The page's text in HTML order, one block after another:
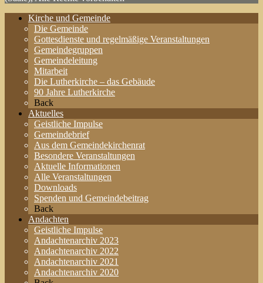
Kirche und Gemeinde
Die Gemeinde
Gottesdienste und regelmäßige Veranstaltungen
Gemeindegruppen
Gemeindeleitung
Mitarbeit
Die Lutherkirche – das Gebäude
90 Jahre Lutherkirche
Back
Aktuelles
Geistliche Impulse
Gemeindebrief
Aus dem Gemeindekirchenrat
Besondere Veranstaltungen
Aktuelle Informationen
Alle Veranstaltungen
Downloads
Spenden und Gemeindebeitrag
Back
Andachten
Geistliche Impulse
Andachtenarchiv 2023
Andachtenarchiv 2022
Andachtenarchiv 2021
Andachtenarchiv 2020